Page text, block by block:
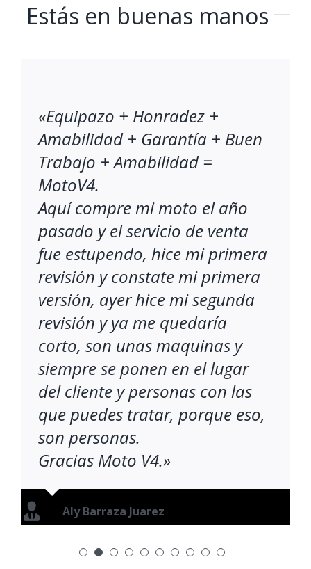
Estás en buenas manos
«Equipazo + Honradez +
Amabilidad + Garantía + Buen
Trabajo + Amabilidad =
MotoV4.
Aquí compre mi moto el año
pasado y el servicio de venta
fue estupendo, hice mi primera
revisión y constate mi primera
versión, ayer hice mi segunda
revisión y ya me quedaría
corto, son unas maquinas y
siempre se ponen en el lugar
del cliente y personas con las
que puedes tratar, porque eso,
son personas.
Gracias Moto V4.»
Aly Barraza Juarez